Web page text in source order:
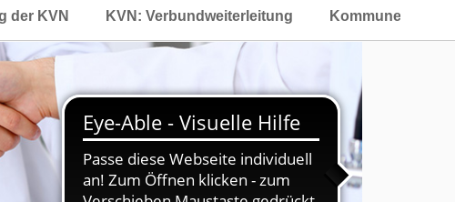
der KVN KVN: Verbundweiterleitung Kommunen